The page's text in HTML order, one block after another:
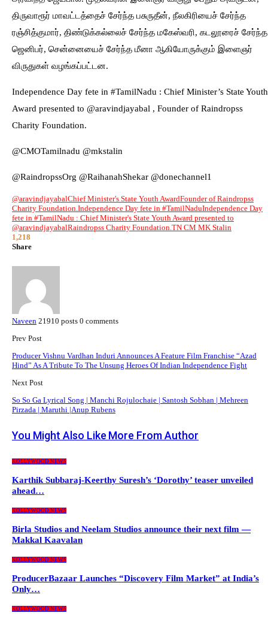
திருவாரூர் மாவட்டத்தைச் சேர்ந்த பசுருதீன், நீலகிரியைச் சேர்ந்த
ரஞ்சித்குமார், திண்டுக்கல்லைச் சேர்ந்த மகேஸ்வரி, கடலூரைச் சேர்ந்த
ஜெனிபர், சென்னையைச் சேர்ந்த மீனா ஆகியோருக்கும் இளைஞர்
விருதுகள் வழங்கப்பட்டன.
Independence Day fete in #TamilNadu : Chief Minister’s State Youth
Award presented to @aravindjayabal , Founder of Raindropss
Charity Foundation.
@CMOTamilnadu @mkstalin
@RaindropssOrg @RaihanahShekar @donechannel1
@aravindjayabalChief Minister's State Youth AwardFounder of Raindropss
Charity Foundation.Independence Day fete in #TamilNaduIndependence Day
fete in #TamilNadu : Chief Minister's State Youth Award presented to
@aravindjayabalRaindropss Charity Foundation.TN CM MK Stalin
1,218
Share
Naveen 21910 posts 0 comments
Prev Post
Producer Vishnu Vardhan Induri Announces A Feature Film Franchise “Azad
Hind” As A Tribute To The Unsung Heroes Of Indian Independence Fight
Next Post
So So Ga Lyrical Song | Manchi Rojulochaie | Santosh Sobhan | Mehreen
Pirzada | Maruthi |Anup Rubens
You Might Also Like More From Author
KOLLYWOOD NEWS
Karthik Subbaraj-Keerthy Suresh’s ‘Dorothy’ teaser unveiled
ahead…
KOLLYWOOD NEWS
Birla Studios and Neelam Studios announce their next film —
Makkal Kaavalan
KOLLYWOOD NEWS
ProducerBazaar Launches “Discovery Film Market” at India’s
Only…
KOLLYWOOD NEWS